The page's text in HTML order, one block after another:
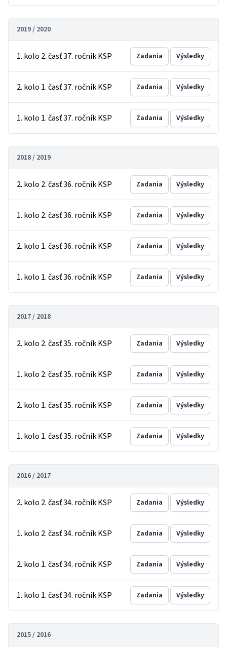
2019 / 2020
1. kolo 2. časť 37. ročník KSP Zadania Výsledky
2. kolo 1. časť 37. ročník KSP Zadania Výsledky
1. kolo 1. časť 37. ročník KSP Zadania Výsledky
2018 / 2019
2. kolo 2. časť 36. ročník KSP Zadania Výsledky
1. kolo 2. časť 36. ročník KSP Zadania Výsledky
2. kolo 1. časť 36. ročník KSP Zadania Výsledky
1. kolo 1. časť 36. ročník KSP Zadania Výsledky
2017 / 2018
2. kolo 2. časť 35. ročník KSP Zadania Výsledky
1. kolo 2. časť 35. ročník KSP Zadania Výsledky
2. kolo 1. časť 35. ročník KSP Zadania Výsledky
1. kolo 1. časť 35. ročník KSP Zadania Výsledky
2016 / 2017
2. kolo 2. časť 34. ročník KSP Zadania Výsledky
1. kolo 2. časť 34. ročník KSP Zadania Výsledky
2. kolo 1. časť 34. ročník KSP Zadania Výsledky
1. kolo 1. časť 34. ročník KSP Zadania Výsledky
2015 / 2016